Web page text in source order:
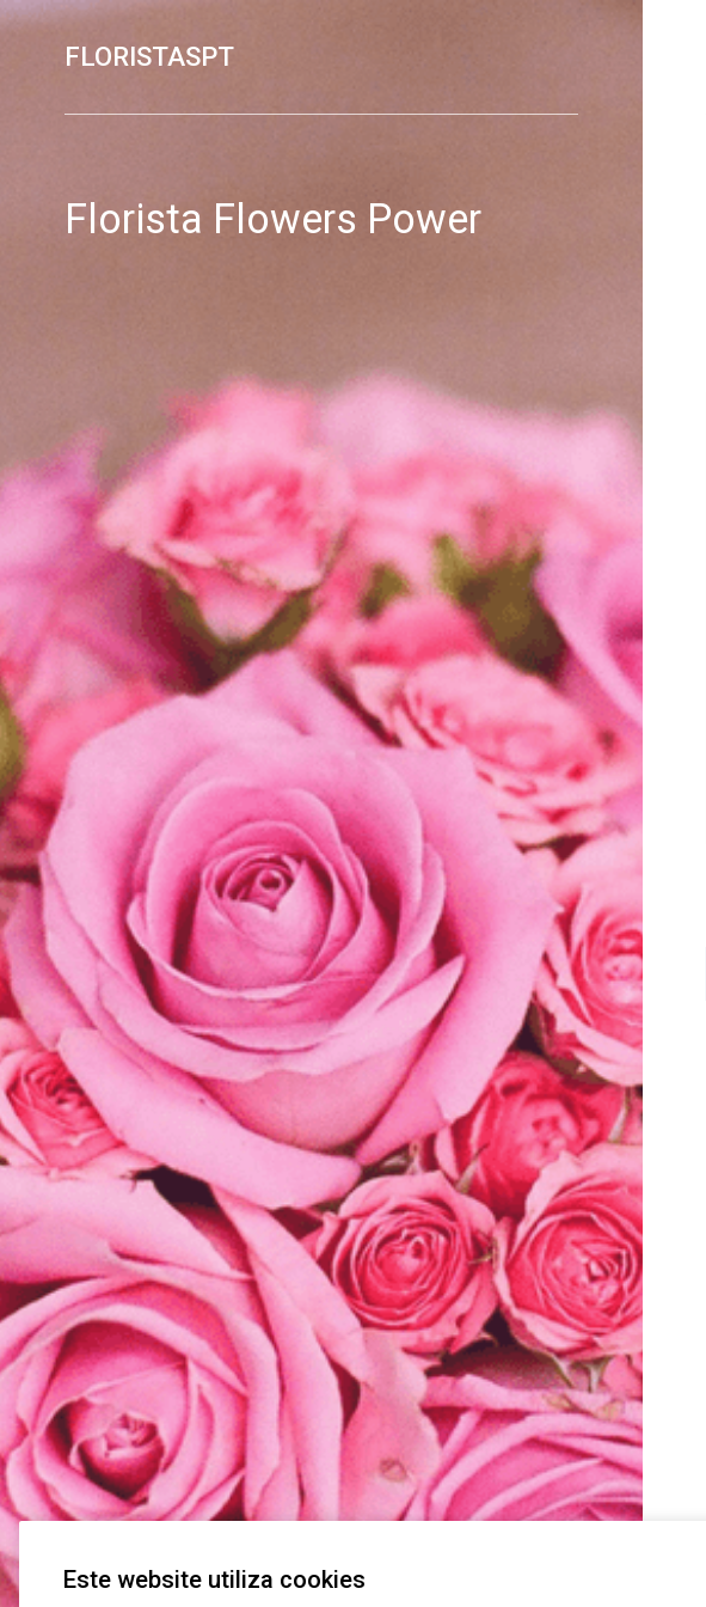
FLORISTASPT
Florista Flowers Power
Este website utiliza cookies